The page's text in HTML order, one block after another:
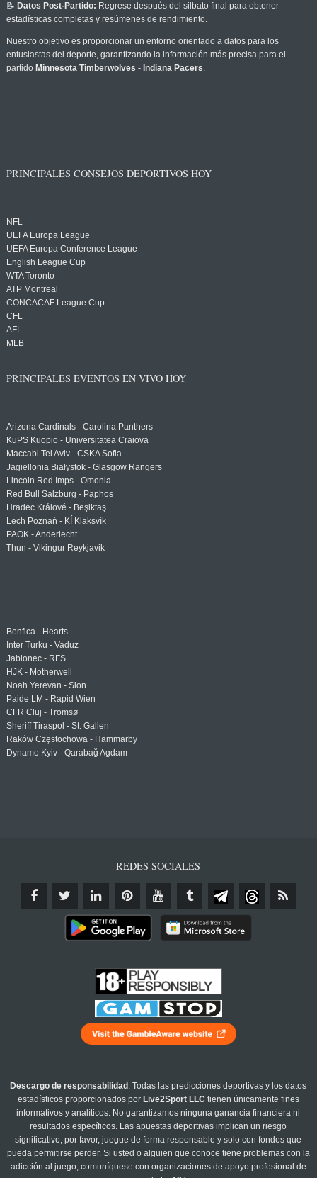
📝 Datos Post-Partido: Regrese después del silbato final para obtener
estadísticas completas y resúmenes de rendimiento.
Nuestro objetivo es proporcionar un entorno orientado a datos para los
entusiastas del deporte, garantizando la información más precisa para el
partido Minnesota Timberwolves - Indiana Pacers.
PRINCIPALES CONSEJOS DEPORTIVOS HOY
NFL
UEFA Europa League
UEFA Europa Conference League
English League Cup
WTA Toronto
ATP Montreal
CONCACAF League Cup
CFL
AFL
MLB
PRINCIPALES EVENTOS EN VIVO HOY
Arizona Cardinals - Carolina Panthers
KuPS Kuopio - Universitatea Craiova
Maccabi Tel Aviv - CSKA Sofia
Jagiellonia Białystok - Glasgow Rangers
Lincoln Red Imps - Omonia
Red Bull Salzburg - Paphos
Hradec Králové - Beşiktaş
Lech Poznań - KÍ Klaksvík
PAOK - Anderlecht
Thun - Vikingur Reykjavik
Benfica - Hearts
Inter Turku - Vaduz
Jablonec - RFS
HJK - Motherwell
Noah Yerevan - Sion
Paide LM - Rapid Wien
CFR Cluj - Tromsø
Sheriff Tiraspol - St. Gallen
Raków Częstochowa - Hammarby
Dynamo Kyiv - Qarabağ Agdam
REDES SOCIALES
Descargo de responsabilidad : Todas las predicciones deportivas y los datos
estadísticos proporcionados por Live2Sport LLC tienen únicamente fines
informativos y analíticos. No garantizamos ninguna ganancia financiera ni
resultados específicos. Las apuestas deportivas implican un riesgo
significativo; por favor, juegue de forma responsable y solo con fondos que
pueda permitirse perder. Si usted o alguien que conoce tiene problemas con la
adicción al juego, comuníquese con organizaciones de apoyo profesional de